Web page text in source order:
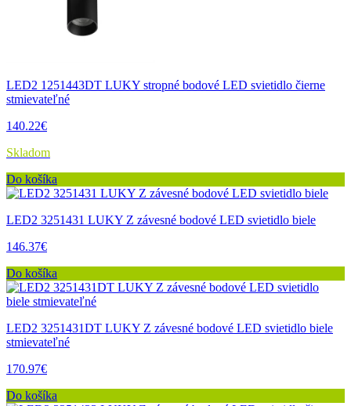
LED2 1251443DT LUKY stropné bodové LED svietidlo čierne
stmievateľné
140.22€
Skladom
Do košíka
LED2 3251431 LUKY Z závesné bodové LED svietidlo biele
146.37€
Do košíka
LED2 3251431DT LUKY Z závesné bodové LED svietidlo biele
stmievateľné
170.97€
Do košíka